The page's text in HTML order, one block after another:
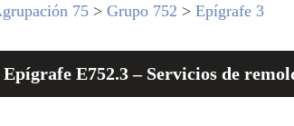
75 >Grupo 752 >Epígrafe 3
Epígrafe E752.3 – Servicios de